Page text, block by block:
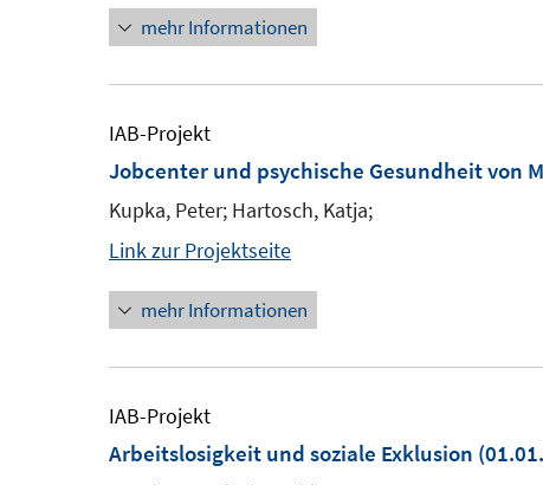
mehr Informationen
IAB-Projekt
Jobcenter und psychische Gesundheit von
Kupka, Peter; Hartosch, Katja;
Link zur Projektseite
mehr Informationen
IAB-Projekt
Arbeitslosigkeit und soziale Exklusion